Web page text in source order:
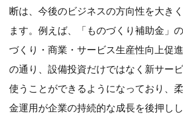
断は、今後のビジネスの方向性を大き
ます。例えば、「ものづくり補助金」
づくり・商業・サービス生産性向上促
の通り、設備投資だけではなく新サー
使うことができるようになっており、
金運用が企業の持続的な成長を後押し